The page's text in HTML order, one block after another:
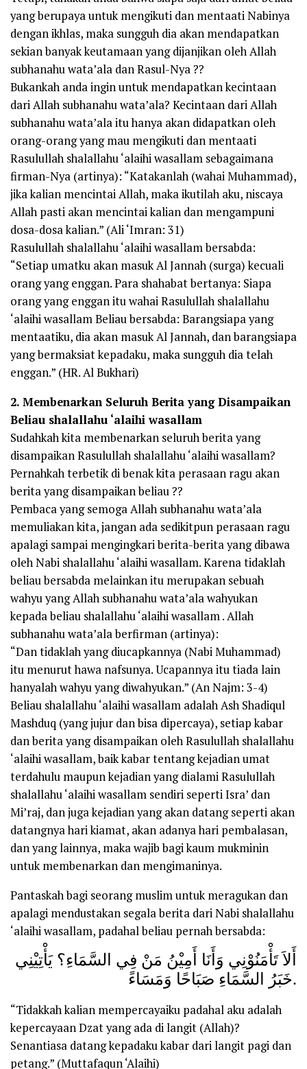
yang berupaya untuk mengikuti dan mentaati Nabinya
dengan ikhlas, maka sungguh dia akan mendapatkan
sekian banyak keutamaan yang dijanjikan oleh Allah
subhanahu wata’ala dan Rasul-Nya ??
Bukankah anda ingin untuk mendapatkan kecintaan
dari Allah subhanahu wata’ala? Kecintaan dari Allah
subhanahu wata’ala itu hanya akan didapatkan oleh
orang-orang yang mau mengikuti dan mentaati
Rasulullah shalallahu ‘alaihi wasallam sebagaimana
firman-Nya (artinya): “Katakanlah (wahai Muhammad),
jika kalian mencintai Allah, maka ikutilah aku, niscaya
Allah pasti akan mencintai kalian dan mengampuni
dosa-dosa kalian.” (Ali ‘Imran: 31)
Rasulullah shalallahu ‘alaihi wasallam bersabda:
“Setiap umatku akan masuk Al Jannah (surga) kecuali
orang yang enggan. Para shahabat bertanya: Siapa
orang yang enggan itu wahai Rasulullah shalallahu
‘alaihi wasallam Beliau bersabda: Barangsiapa yang
mentaatiku, dia akan masuk Al Jannah, dan barangsiapa
yang bermaksiat kepadaku, maka sungguh dia telah
enggan.” (HR. Al Bukhari)
2. Membenarkan Seluruh Berita yang Disampaikan
Beliau shalallahu ‘alaihi wasallam
Sudahkah kita membenarkan seluruh berita yang
disampaikan Rasulullah shalallahu ‘alaihi wasallam?
Pernahkah terbetik di benak kita perasaan ragu akan
berita yang disampaikan beliau ??
Pembaca yang semoga Allah subhanahu wata’ala
memuliakan kita, jangan ada sedikitpun perasaan ragu
apalagi sampai mengingkari berita-berita yang dibawa
oleh Nabi shalallahu ‘alaihi wasallam. Karena tidaklah
beliau bersabda melainkan itu merupakan sebuah
wahyu yang Allah subhanahu wata’ala wahyukan
kepada beliau shalallahu ‘alaihi wasallam . Allah
subhanahu wata’ala berfirman (artinya):
“Dan tidaklah yang diucapkannya (Nabi Muhammad)
itu menurut hawa nafsunya. Ucapannya itu tiada lain
hanyalah wahyu yang diwahyukan.” (An Najm: 3-4)
Beliau shalallahu ‘alaihi wasallam adalah Ash Shadiqul
Mashduq (yang jujur dan bisa dipercaya), setiap kabar
dan berita yang disampaikan oleh Rasulullah shalallahu
‘alaihi wasallam, baik kabar tentang kejadian umat
terdahulu maupun kejadian yang dialami Rasulullah
shalallahu ‘alaihi wasallam sendiri seperti Isra’ dan
Mi’raj, dan juga kejadian yang akan datang seperti akan
datangnya hari kiamat, akan adanya hari pembalasan,
dan yang lainnya, maka wajib bagi kaum mukminin
untuk membenarkan dan mengimaninya.
Pantaskah bagi seorang muslim untuk meragukan dan
apalagi mendustakan segala berita dari Nabi shalallahu
‘alaihi wasallam, padahal beliau pernah bersabda:
أَلاَ تَأْمَنُوْنِي وَأَنَا أَمِيْنُ مَنْ فِي السَّمَاءِ؟ يَأْتِيْنِي
خَبَرُ السَّمَاءِ صَبَاحًا وَمَسَاءً.
“Tidakkah kalian mempercayaiku padahal aku adalah
kepercayaan Dzat yang ada di langit (Allah)?
Senantiasa datang kepadaku kabar dari langit pagi dan
petang.” (Muttafaqun ‘Alaihi)